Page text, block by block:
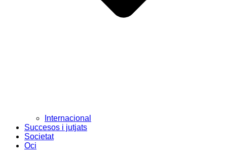
Internacional
Succesos i jutjats
Societat
Oci